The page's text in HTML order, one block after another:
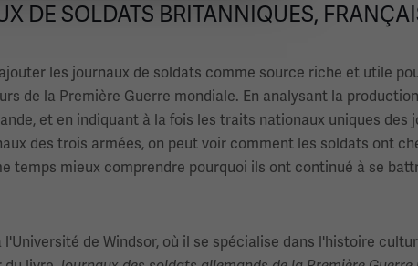
DE SOLDATS BRITANNIQUES,
les journaux de soldats comme source riche et utile
de la Première Guerre mondiale. En analysant la
et en indiquant à la fois les traits nationaux uniques des
des trois armées, on peut voir comment les soldats ont
temps mieux comprendre pourquoi ils ont continué à se
de Windsor, où il se spécialise dans l'histoire